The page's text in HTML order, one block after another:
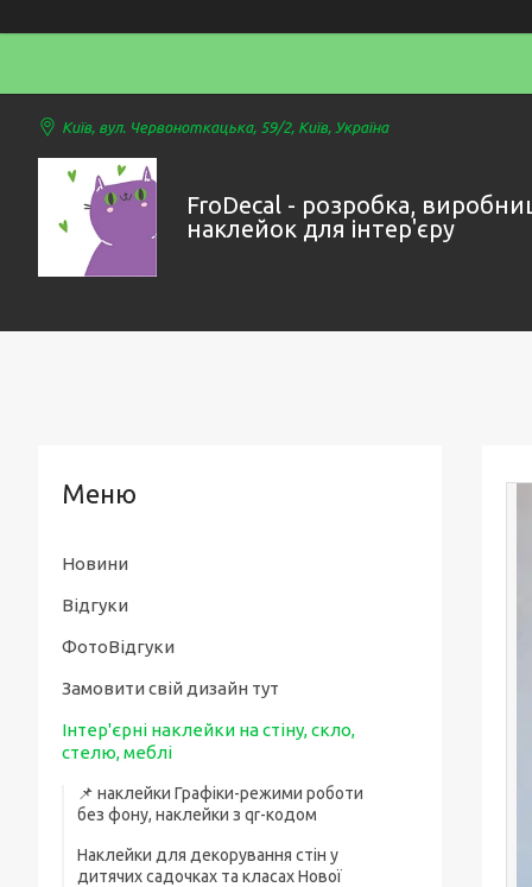
Київ, вул. Червоноткацька, 59/2, Київ, Україна
FroDecal - розробка,
наклейок для інтер'єру
Новини
Відгуки
ФотоВідгуки
Замовити свій дизайн тут
Інтер'єрні наклейки на стіну, скло,
стелю, меблі
📌 наклейки Графіки-режими роботи
без фону, наклейки з qr-кодом
Наклейки для декорування стін у
дитячих садочках та класах Нової